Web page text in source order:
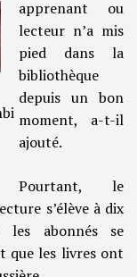
apprenant ou
lecteur n’a mis
pied dans la
bibliothèque
depuis un bon
moment, a-t-il
ajouté.
Pourtant, le
s’élève à dix
abonnés se
que les livres ont